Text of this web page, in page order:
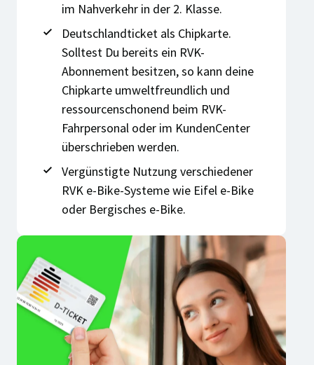
im Nahverkehr in der 2. Klasse.
Deutschlandticket als Chipkarte.
Solltest Du bereits ein RVK-
Abonnement besitzen, so kann deine
Chipkarte umweltfreundlich und
ressourcenschonend beim RVK-
Fahrpersonal oder im KundenCenter
überschrieben werden.
Vergünstigte Nutzung verschiedener
RVK e-Bike-Systeme wie Eifel e-Bike
oder Bergisches e-Bike.